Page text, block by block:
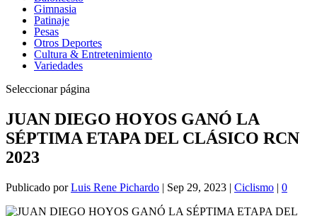
Gimnasia
Patinaje
Pesas
Otros Deportes
Cultura & Entretenimiento
Variedades
Seleccionar página
JUAN DIEGO HOYOS GANÓ LA
SÉPTIMA ETAPA DEL CLÁSICO RCN
2023
Publicado porLuis Rene Pichardo | Sep 29, 2023 | Ciclismo | 0